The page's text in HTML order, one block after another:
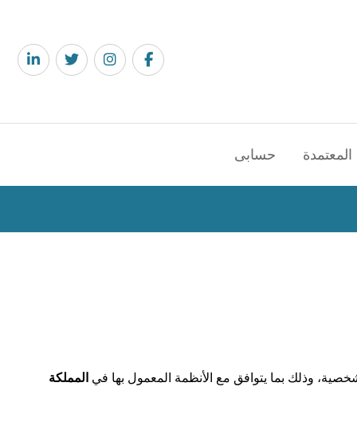
المعتمدة حسابى
وذلك بما يتوافق مع الأنظمة المعمول بها في المملكة